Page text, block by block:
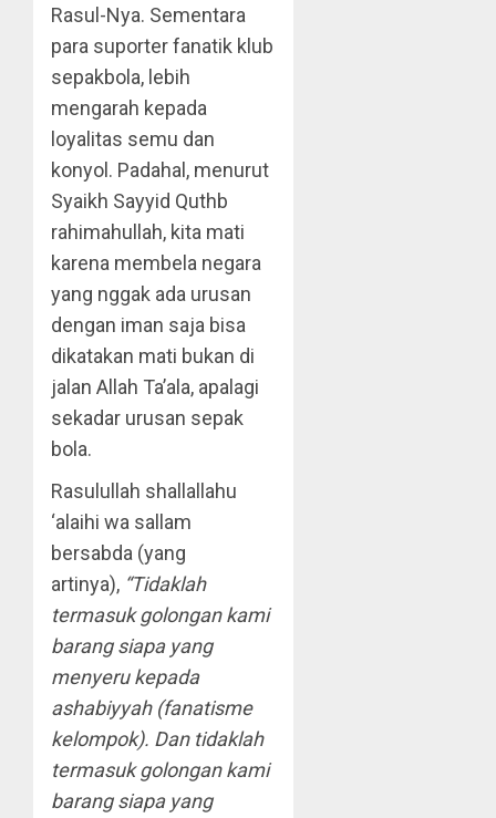
Rasul-Nya. Sementara
para suporter fanatik klub
sepakbola, lebih
mengarah kepada
loyalitas semu dan
konyol. Padahal, menurut
Syaikh Sayyid Quthb
rahimahullah, kita mati
karena membela negara
yang nggak ada urusan
dengan iman saja bisa
dikatakan mati bukan di
jalan Allah Ta’ala, apalagi
sekadar urusan sepak
bola.
Rasulullah shallallahu
‘alaihi wa sallam
bersabda (yang
artinya), “Tidaklah
termasuk golongan kami
barang siapa yang
menyeru kepada
ashabiyyah (fanatisme
kelompok). Dan tidaklah
termasuk golongan kami
barang siapa yang